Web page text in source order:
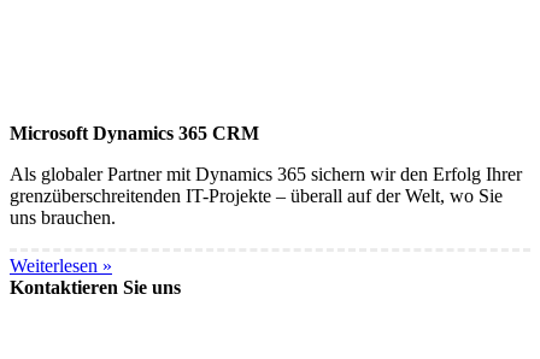
Microsoft Dynamics 365 CRM
Als globaler Partner mit Dynamics 365 sichern wir den Erfolg Ihrer
grenzüberschreitenden IT-Projekte – überall auf der Welt, wo Sie
uns brauchen.
Weiterlesen »
Kontaktieren Sie uns